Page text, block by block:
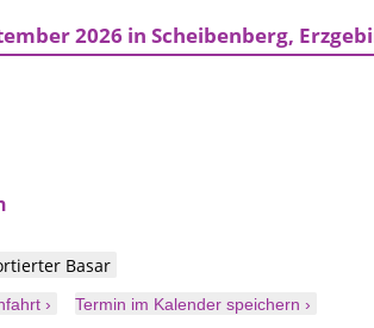
2026 in Scheibenberg,
Basar
› Termin im Kalender speichern ›